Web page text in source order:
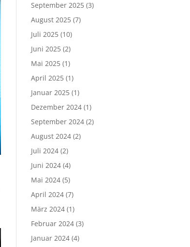
September 2025 (3)
August 2025 (7)
Juli 2025 (10)
Juni 2025 (2)
Mai 2025 (1)
April 2025 (1)
Januar 2025 (1)
Dezember 2024 (1)
September 2024 (2)
August 2024 (2)
Juli 2024 (2)
Juni 2024 (4)
Mai 2024 (5)
April 2024 (7)
März 2024 (1)
Februar 2024 (3)
Januar 2024 (4)